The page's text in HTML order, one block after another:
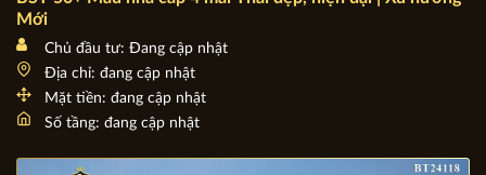
Mới
Chủ đầu tư: Đang cập nhật
Địa chỉ: đang cập nhật
Mặt tiền: đang cập nhật
Số tầng: đang cập nhật